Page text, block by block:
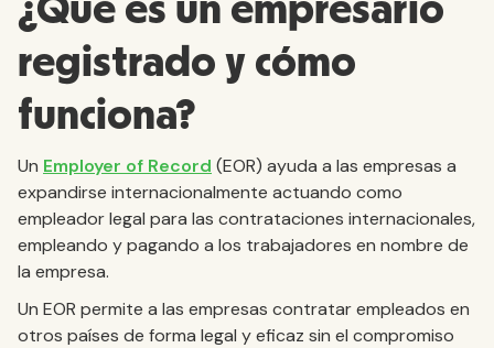
¿Qué es un empresario
registrado y cómo
funciona?
Un Employer of Record (EOR) ayuda a las empresas a
expandirse internacionalmente actuando como
empleador legal para las contrataciones internacionales,
empleando y pagando a los trabajadores en nombre de
la empresa.
Un EOR permite a las empresas contratar empleados en
otros países de forma legal y eficaz sin el compromiso